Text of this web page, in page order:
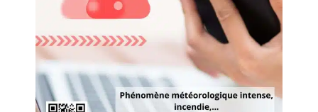
fois à condition que les documents ne soient pas en
retard ou réservés par un autre usager.
Nous vous proposons :
La bibliothèque accueille les classes et les tout-petits
le mardi matin et le jeudi.